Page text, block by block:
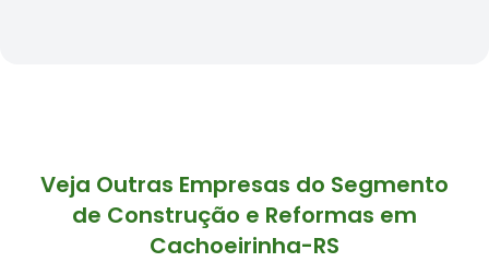
Veja Outras Empresas do Segmento
de Construção e Reformas em
Cachoeirinha-RS